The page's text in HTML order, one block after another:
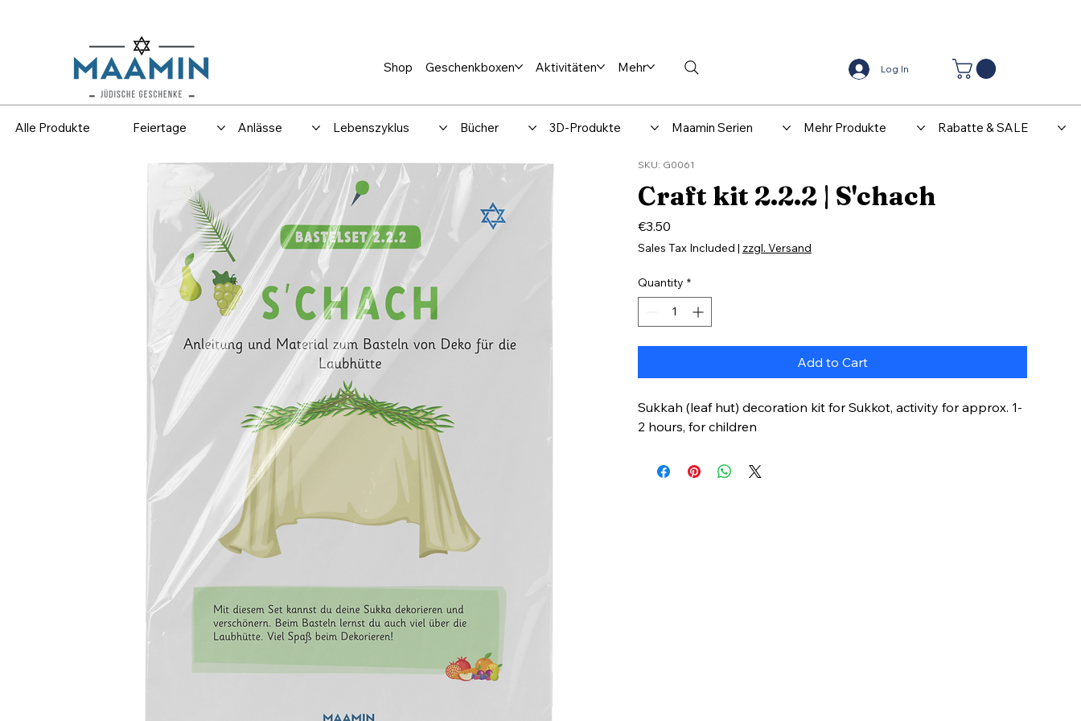
Shop Geschenkboxen Aktivitäten Mehr Log In
Alle Produkte Feiertage Anlässe Lebenszyklus Bücher 3D-Produkte Maamin Serien Mehr Produkte Rabatte & SALE
SKU: G0061
Craft kit 2.2.2 | S'chach
€3.50Price
Sales Tax Included | zzgl. Versand
Quantity *
Add to Cart
Sukkah (leaf hut) decoration kit for Sukkot, activity for approx. 1-
2 hours, for children